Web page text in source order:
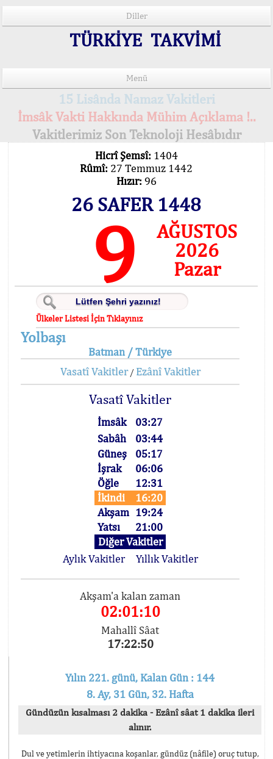
Diller
TÜRKİYE TAKVİMİ
Menü
15 Lisânda Namaz Vakitleri
İmsâk Vakti Hakkında Mühim Açıklama !..
Vakitlerimiz Son Teknoloji Hesâbıdır
Hicrî Şemsî: 1404
Rûmî: 27 Temmuz 1442
Hızır: 96
26 SAFER 1448
9
AĞUSTOS
2026
Pazar
Ülkeler Listesi İçin Tıklayınız
Yolbaşı
Batman / Türkiye
Vasatî Vakitler/ Ezânî Vakitler
Vasatî Vakitler
İmsâk
03:27
Sabâh
03:44
Güneş
05:17
İşrak
06:06
Öğle
12:31
İkindi
16:20
Akşam 19:24
Yatsı
21:00
Diğer Vakitler
Aylık Vakitler
Yıllık Vakitler
Akşam'a kalan zaman
02:01:10
Mahallî Sâat
17:22:50
Yılın 221. günü, Kalan Gün : 144
8. Ay, 31 Gün, 32. Hafta
Gündüzün kısalması 2 dakika - Ezânî sâat 1 dakika ileri
alınır.
Dul ve yetimlerin ihtiyacına koşanlar, gündüz (nâfile) oruç tutup,